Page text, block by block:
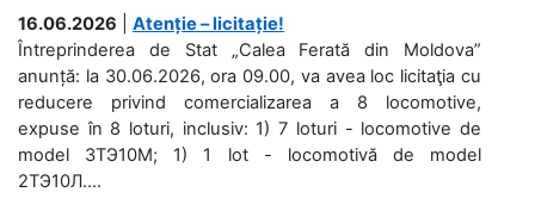
16.06.2026
Atenție – licitație!
Întreprinderea de Stat „Calea Ferată din Moldova”
anunță: la 30.06.2026, ora 09.00, va avea loc licitaţia cu
reducere privind comercializarea a 8 locomotive,
expuse în 8 loturi, inclusiv: 1) 7 loturi - locomotive de
model 3ТЭ10М; 1) 1 lot - locomotivă de model
2ТЭ10Л....